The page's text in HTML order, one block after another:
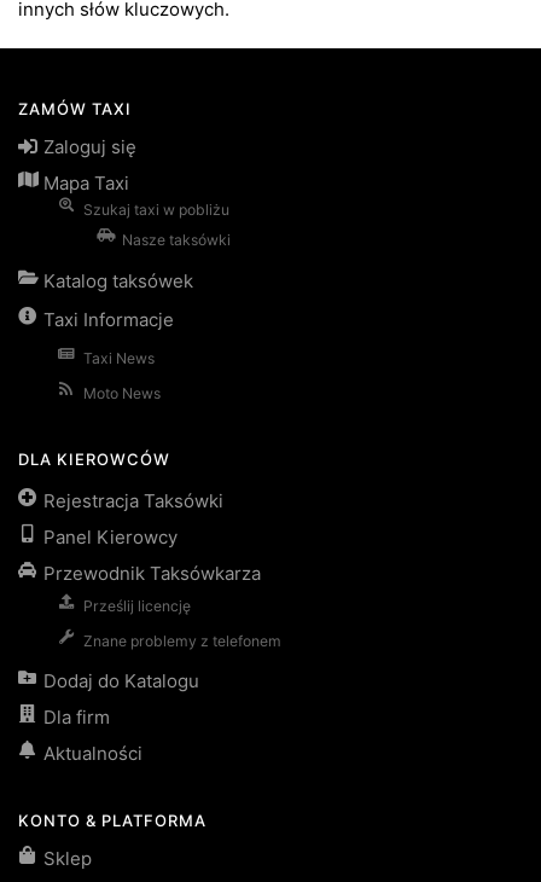
innych słów kluczowych.
ZAMÓW TAXI
Zaloguj się
Mapa Taxi
Szukaj taxi w pobliżu
Nasze taksówki
Katalog taksówek
Taxi Informacje
Taxi News
Moto News
DLA KIEROWCÓW
Rejestracja Taksówki
Panel Kierowcy
Przewodnik Taksówkarza
Prześlij licencję
Znane problemy z telefonem
Dodaj do Katalogu
Dla firm
Aktualności
KONTO & PLATFORMA
Sklep